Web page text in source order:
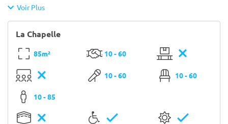
Voir Plus
La Chapelle
85m² 10 - 60
10 - 60 10 - 60
10 - 85